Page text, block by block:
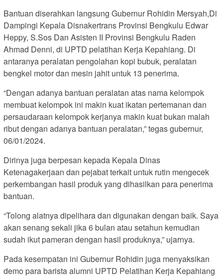
Bantuan diserahkan langsung Gubernur Rohidin Mersyah,Di
Dampingi Kepala Disnakertrans Provinsi Bengkulu Edwar
Heppy, S.Sos Dan Asisten II Provinsi Bengkulu Raden
Ahmad Denni, di UPTD pelatihan Kerja Kepahiang. Di
antaranya peralatan pengolahan kopi bubuk, peralatan
bengkel motor dan mesin jahit untuk 13 penerima.
“Dengan adanya bantuan peralatan atas nama kelompok
membuat kelompok ini makin kuat ikatan pertemanan dan
persaudaraan kelompok kerjanya makin kuat bukan malah
ribut dengan adanya bantuan peralatan,” tegas gubernur,
06/01/2024.
Dirinya juga berpesan kepada Kepala Dinas
Ketenagakerjaan dan pejabat terkait untuk rutin mengecek
perkembangan hasil produk yang dihasilkan para penerima
bantuan.
“Tolong alatnya dipelihara dan digunakan dengan baik. Saya
akan senang sekali jika 6 bulan atau setahun kemudian
sudah ikut pameran dengan hasil produknya,” ujarnya.
Pada kesempatan ini Gubernur Rohidin juga menyaksikan
demo para barista alumni UPTD Pelatihan Kerja Kepahiang